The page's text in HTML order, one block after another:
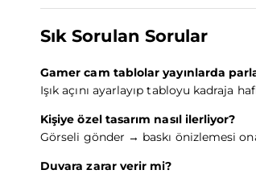
Sık Sorulan Sorular
Gamer cam tablolar yayınlarda
Işık açını ayarlayıp tabloyu kadraja
Kişiye özel tasarım nasıl ilerliyor?
Görseli gönder → baskı önizlemesi
Duvara zarar verir mi?